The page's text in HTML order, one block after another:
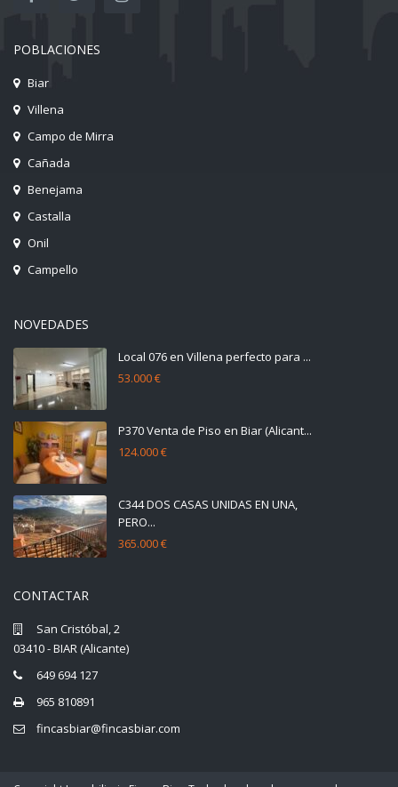
POBLACIONES
Biar
Villena
Campo de Mirra
Cañada
Benejama
Castalla
Onil
Campello
NOVEDADES
Local 076 en Villena perfecto para ...
53.000 €
P370 Venta de Piso en Biar (Alicant...
124.000 €
C344 DOS CASAS UNIDAS EN UNA,
PERO...
365.000 €
CONTACTAR
San Cristóbal, 2
03410 - BIAR (Alicante)
649 694 127
965 810891
fincasbiar@fincasbiar.com